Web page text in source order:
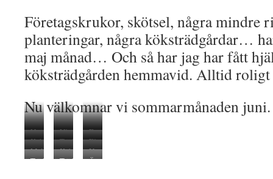
Företagskrukor, skötsel, några mindre
planteringar, några köksträdgårdar…
maj månad… Och så har jag har fått
köksträdgården hemmavid. Alltid
Nu välkomnar vi sommarmånaden
Nya
Lanna
beachclub
Våra
hedemorhöns
Entrén
hemma
Köksträdgården/
örtagården
Trädgårdsmästarhunden
Fritz
Får
hjälp
Malus
Köksträdgård
Uppdrag
TrädgårdsprydnadTrädgårdskontoret
Äng